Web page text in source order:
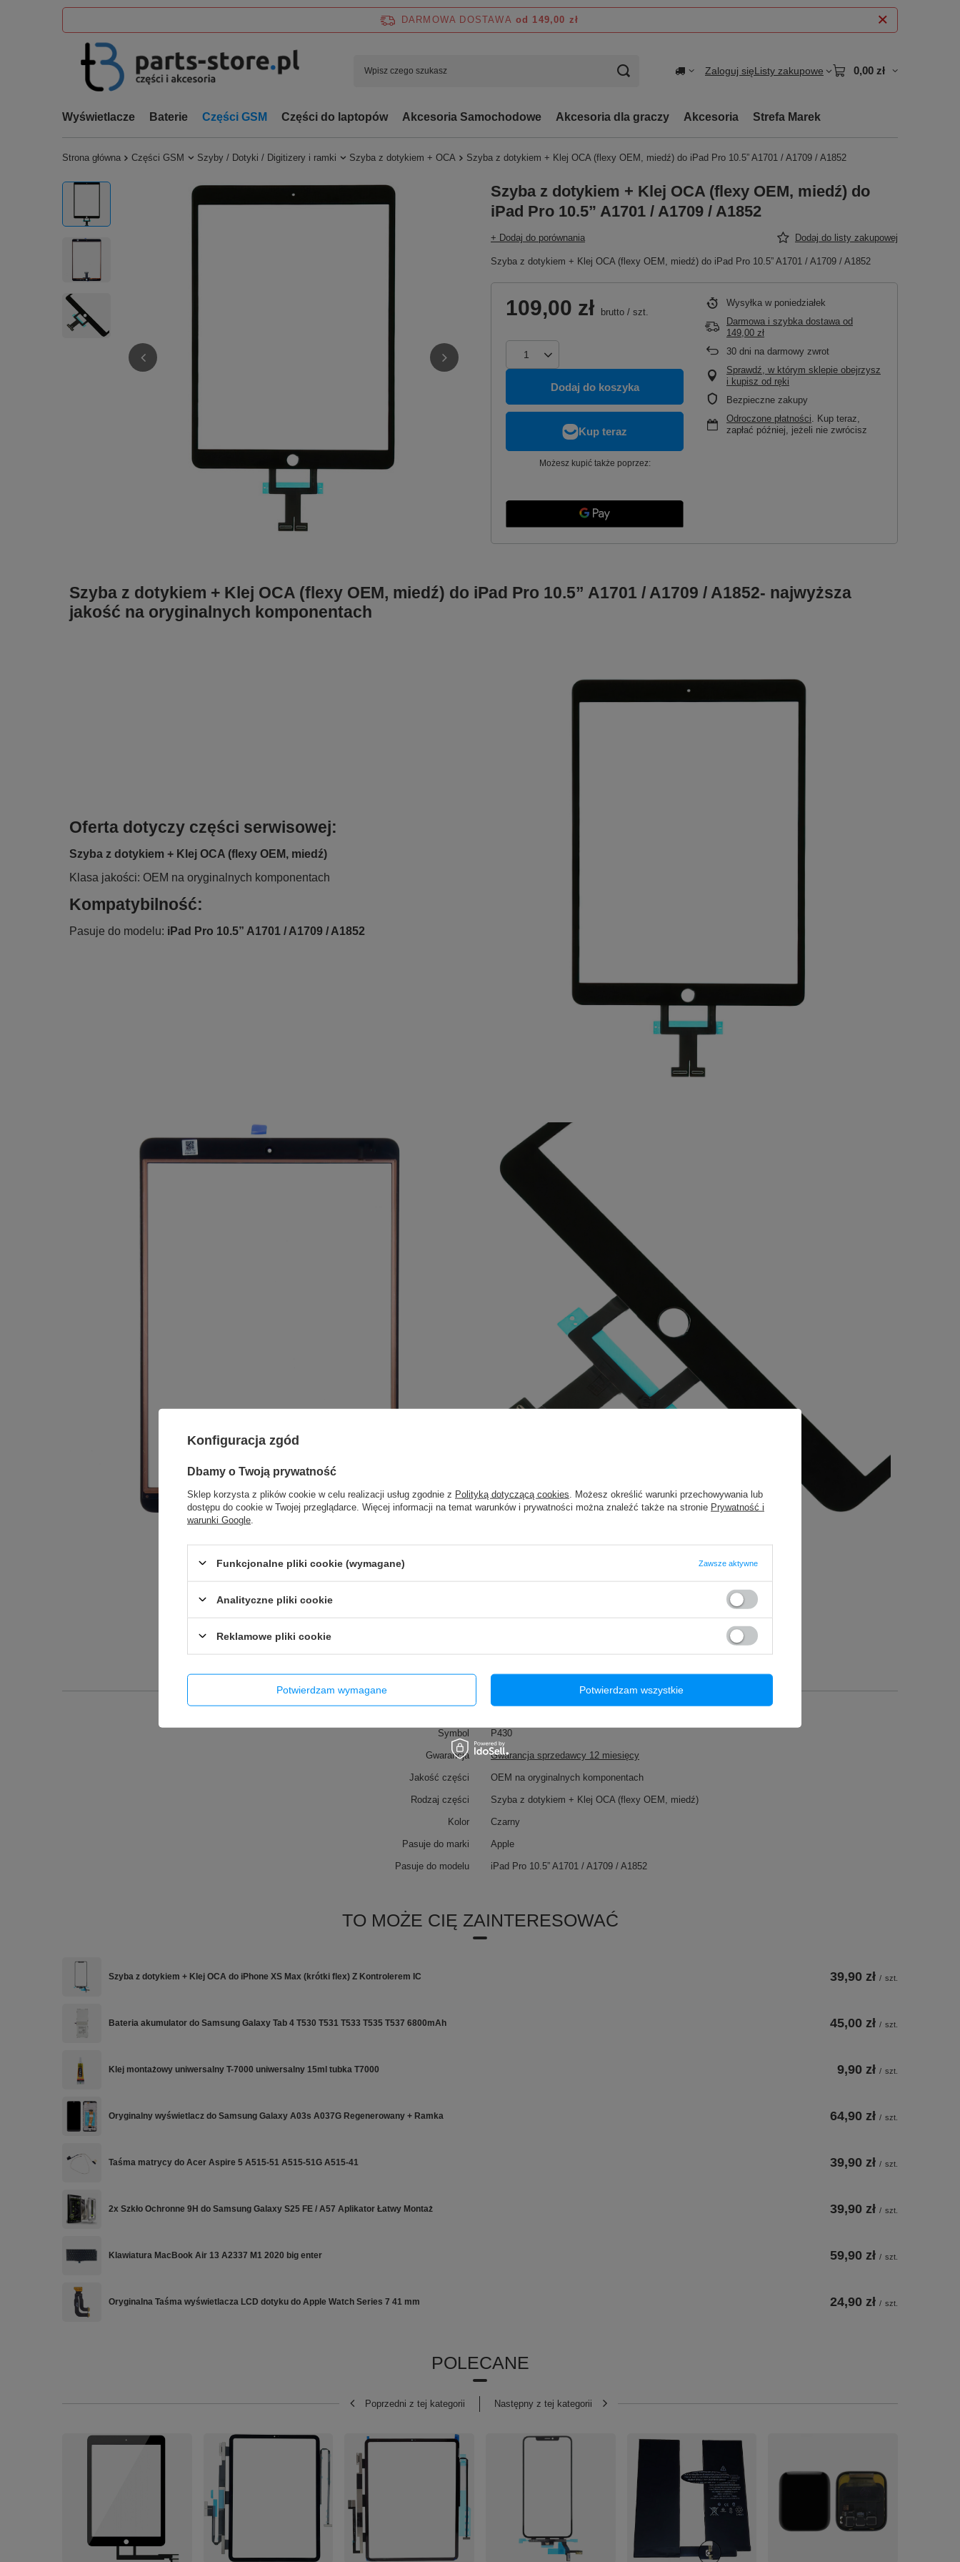
DARMOWA DOSTAWA od 149,00 zł
Zaloguj sięListy zakupowe 0,00 zł
Wyświetlacze Baterie Części GSM Części do laptopów Akcesoria Samochodowe Akcesoria dla graczy Akcesoria Strefa Marek
Strona główna Części GSM Szyby / Dotyki / Digitizery i ramki Szyba z dotykiem + OCA Szyba z dotykiem + Klej OCA (flexy OEM, miedź) do iPad Pro 10.5” A1701 / A1709 / A1852
Szyba z dotykiem + Klej OCA (flexy OEM, miedź) do
iPad Pro 10.5” A1701 / A1709 / A1852
+ Dodaj do porównania Dodaj do listy zakupowej
Szyba z dotykiem + Klej OCA (flexy OEM, miedź) do iPad Pro 10.5” A1701 / A1709 / A1852
109,00 zł brutto / szt.
Dodaj do koszyka
Możesz kupić także poprzez:
Wysyłka w poniedziałek
Darmowa i szybka dostawa od
149,00 zł
30 dni na darmowy zwrot
Sprawdź, w którym sklepie obejrzysz
i kupisz od ręki
Bezpieczne zakupy
Odroczone płatności. Kup teraz,
zapłać później, jeżeli nie zwrócisz
Szyba z dotykiem + Klej OCA (flexy OEM, miedź) do iPad Pro 10.5” A1701 / A1709 / A1852- najwyższa
jakość na oryginalnych komponentach
Oferta dotyczy części serwisowej:
Szyba z dotykiem + Klej OCA (flexy OEM, miedź)
Klasa jakości: OEM na oryginalnych komponentach
Kompatybilność:
Pasuje do modelu: iPad Pro 10.5” A1701 / A1709 / A1852
Symbol P430
Gwarancja Gwarancja sprzedawcy 12 miesięcy
Jakość części OEM na oryginalnych komponentach
Rodzaj części Szyba z dotykiem + Klej OCA (flexy OEM, miedź)
Kolor Czarny
Pasuje do marki Apple
Pasuje do modelu iPad Pro 10.5” A1701 / A1709 / A1852
TO MOŻE CIĘ ZAINTERESOWAĆ
Szyba z dotykiem + Klej OCA do iPhone XS Max (krótki flex) Z Kontrolerem IC 39,90 zł / szt.
Bateria akumulator do Samsung Galaxy Tab 4 T530 T531 T533 T535 T537 6800mAh 45,00 zł / szt.
Klej montażowy uniwersalny T-7000 uniwersalny 15ml tubka T7000 9,90 zł / szt.
Oryginalny wyświetlacz do Samsung Galaxy A03s A037G Regenerowany + Ramka 64,90 zł / szt.
Taśma matrycy do Acer Aspire 5 A515-51 A515-51G A515-41 39,90 zł / szt.
2x Szkło Ochronne 9H do Samsung Galaxy S25 FE / A57 Aplikator Łatwy Montaż 39,90 zł / szt.
Klawiatura MacBook Air 13 A2337 M1 2020 big enter 59,90 zł / szt.
Oryginalna Taśma wyświetlacza LCD dotyku do Apple Watch Series 7 41 mm 24,90 zł / szt.
POLECANE
Poprzedni z tej kategorii Następny z tej kategorii
Konfiguracja zgód
Dbamy o Twoją prywatność
Sklep korzysta z plików cookie w celu realizacji usług zgodnie z Polityką dotyczącą cookies . Możesz określić warunki przechowywania lub
dostępu do cookie w Twojej przeglądarce. Więcej informacji na temat warunków i prywatności można znaleźć także na stronie Prywatność i
warunki Google
Funkcjonalne pliki cookie (wymagane) Zawsze aktywne
Analityczne pliki cookie
Reklamowe pliki cookie
Potwierdzam wymagane Potwierdzam wszystkie